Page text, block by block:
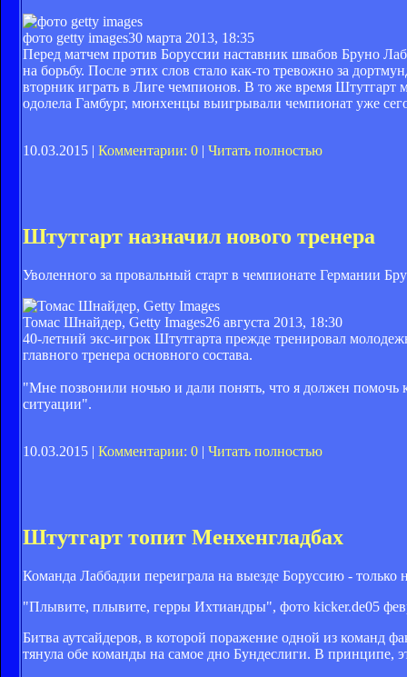
фото getty images30 марта 2013, 18:35
Перед матчем против Боруссии наставник швабов Бруно
на борьбу. После этих слов стало как-то тревожно за
вторник играть в Лиге чемпионов. В то же время Штутгарт
одолела Гамбург, мюнхенцы выигрывали чемпионат уже
10.03.2015 | Комментарии: 0 | Читать полностью
Штутгарт назначил нового тренера
Уволенного за провальный старт в чемпионате Германии
Томас Шнайдер, Getty Images26 августа 2013, 18:30
40-летний экс-игрок Штутгарта прежде тренировал
главного тренера основного состава.
"Мне позвонили ночью и дали понять, что я должен
ситуации".
10.03.2015 | Комментарии: 0 | Читать полностью
Штутгарт топит Менхенгладбах
Команда Лаббадии переиграла на выезде Боруссию - только
"Плывите, плывите, герры Ихтиандры", фото kicker.de05
Битва аутсайдеров, в которой поражение одной из команд
тянула обе команды на самое дно Бундеслиги. В принципе,